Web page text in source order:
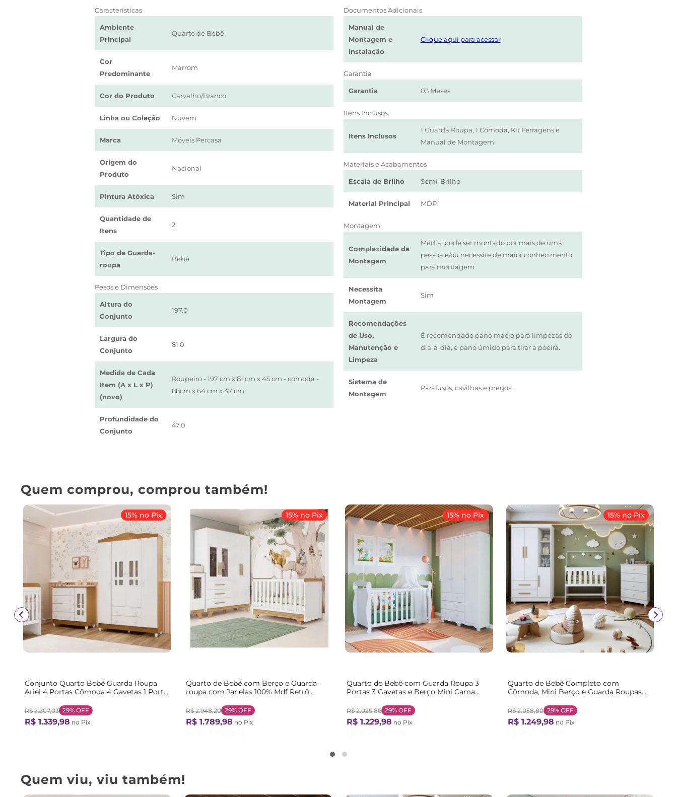
Características
Ambiente
Principal
Quarto de Bebê
Cor
Predominante
Marrom
Cor do Produto Carvalho/Branco
Linha ou Coleção Nuvem
Marca Móveis Percasa
Origem do
Produto
Nacional
Pintura Atóxica Sim
Quantidade de
Itens
2
Tipo de Guarda-
roupa
Bebê
Pesos e Dimensões
Altura do
Conjunto
197.0
Largura do
Conjunto
81.0
Medida de Cada
Item (A x L x P)
(novo)
Roupeiro - 197 cm x 81 cm x 45 cm - comoda -
88cm x 64 cm x 47 cm
Profundidade do
Conjunto
47.0
Documentos Adicionais
Manual de
Montagem e
Instalação
Clique aqui para acessar
Garantia
Garantia 03 Meses
Itens Inclusos
Itens Inclusos
1 Guarda Roupa, 1 Cômoda, Kit Ferragens e
Manual de Montagem
Materiais e Acabamentos
Escala de Brilho Semi-Brilho
Material Principal MDP
Montagem
Complexidade da
Montagem
Média: pode ser montado por mais de uma
pessoa e/ou necessite de maior conhecimento
para montagem
Necessita
Montagem
Sim
Recomendações
de Uso,
Manutenção e
Limpeza
É recomendado pano macio para limpezas do
dia-a-dia, e pano úmido para tirar a poeira.
Sistema de
Montagem
Parafusos, cavilhas e pregos.
Quem comprou, comprou também!
15% no Pix
Conjunto Quarto Bebê Guarda Roupa
Ariel 4 Portas Cômoda 4 Gavetas 1 Porta
com Bétula
R$ 2.207,03 29% OFF
R$ 1.339,98 no Pix
15% no Pix
Quarto de Bebê com Berço e Guarda-
roupa com Janelas 100% Mdf Retrô
Brilho/Amêndoa
R$ 2.948,20 29%OFF
R$ 1.789,98 no Pix
15% no Pix
Quarto de Bebê com Guarda Roupa 3
Portas 3 Gavetas e Berço Mini Cama
Branco/Brilho Branco Brilho
R$ 2.025,86 29% OFF
R$ 1.229,98 no Pix
15% no Pix
Quarto de Bebê Completo com
Cômoda, Mini Berço e Guarda Roupas
R$ 2.058,80 29%OFF
R$ 1.249,98 no Pix
Quem viu, viu também!